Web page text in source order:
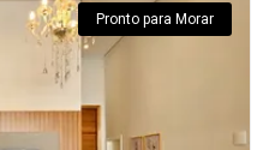
Pronto para Morar